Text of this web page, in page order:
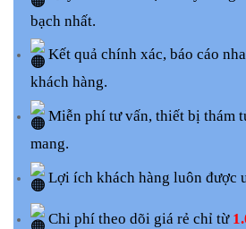
bạch nhất.
Kết quả chính xác, báo cáo
khách hàng.
Miễn phí tư vấn, thiết bị thám
mang.
Lợi ích khách hàng luôn được
Chi phí theo dõi giá rẻ chỉ từ